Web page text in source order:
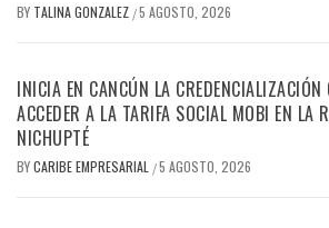
BY TALINA GONZALEZ /5 AGOSTO, 2026
INICIA EN CANCÚN LA
ACCEDER A LA TARIFA SOCIAL MOBI EN LA
NICHUPTÉ
BYCARIBE EMPRESARIAL /5 AGOSTO, 2026